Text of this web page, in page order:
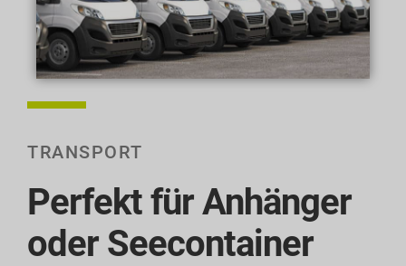
TRANSPORT
Perfekt für Anhänger
oder Seecontainer